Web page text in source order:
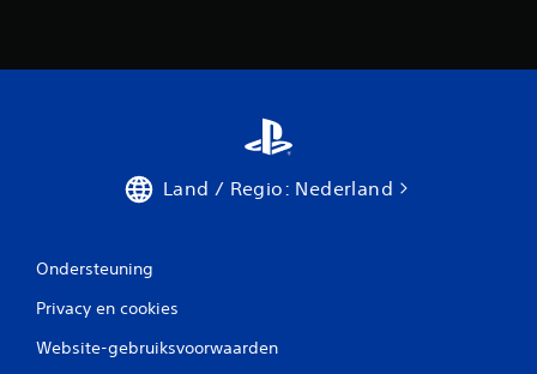
Land / Regio: Nederland
Ondersteuning
Privacy en cookies
Website-gebruiksvoorwaarden